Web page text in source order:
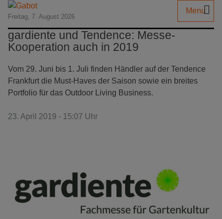
Freitag, 7. August 2026
Menu
gardiente und Tendence: Messe-
Kooperation auch in 2019
Vom 29. Juni bis 1. Juli finden Händler auf der Tendence
Frankfurt die Must-Haves der Saison sowie ein breites
Portfolio für das Outdoor Living Business.
23. April 2019 - 15:07 Uhr